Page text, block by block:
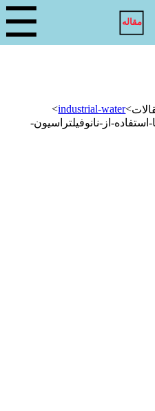
مقاله ☰
>
industrial-water
>
از-نانوفیلتراسیون-